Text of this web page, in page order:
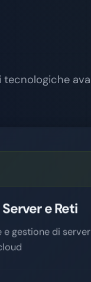
tecnologiche
e Reti
e gestione di